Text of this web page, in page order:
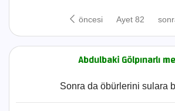
öncesi Ayet 82
Abdulbaki Gölpınarlı
Sonra da öbürlerini sulara